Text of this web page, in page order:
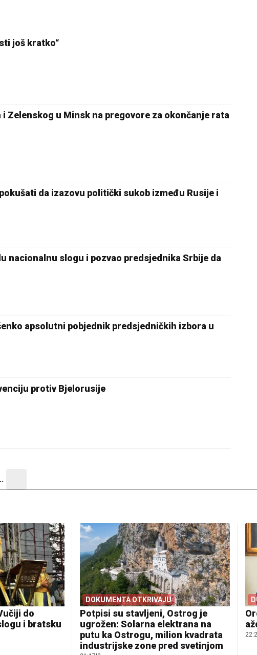
još kratko“
Zelenskog u Minsk na pregovore za okončanje rata
pokušati da izazovu politički sukob između Rusije i
nacionalnu slogu i pozvao predsjednika Srbije da
apsolutni pobjednik predsjedničkih izbora u
protiv Bjelorusije
do
i bratsku
DOKUMENTA OTKRIVAJU
Potpisi su stavljeni, Ostrog je
ugrožen: Solarna elektrana na
putu ka Ostrogu, milion kvadrata
industrijske zone pred svetinjom